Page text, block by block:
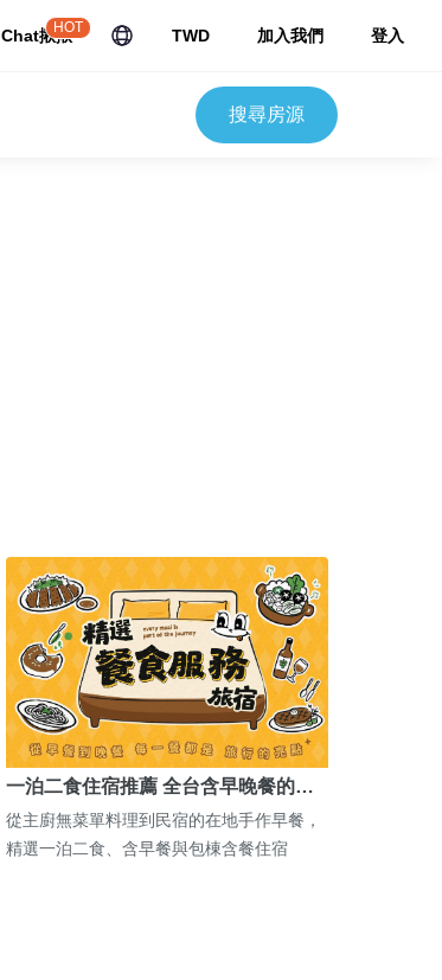
Chat揪揪
HOT TWD 加入我們 登入
搜尋房源
一泊二食住宿推薦 全台含早晚餐的…
從主廚無菜單料理到民宿的在地手作早餐，
精選一泊二食、含早餐與包棟含餐住宿